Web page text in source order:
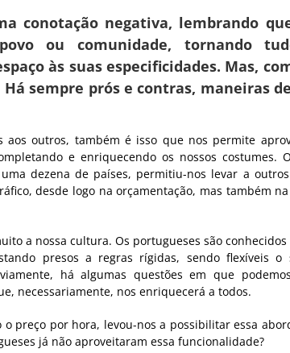
conotação negativa, lembrando
ou comunidade, tornando
às suas especificidades. Mas,
sempre prós e contras, maneiras
aos outros, também é isso que nos permite
e enriquecendo os nossos costumes.
dezena de países, permitiu-nos levar a
desde logo na orçamentação, mas também
a nossa cultura. Os portugueses são
presos a regras rígidas, sendo flexíveis o
há algumas questões em que
necessariamente, nos enriquecerá a todos.
preço por hora, levou-nos a possibilitar essa
já não aproveitaram essa funcionalidade?